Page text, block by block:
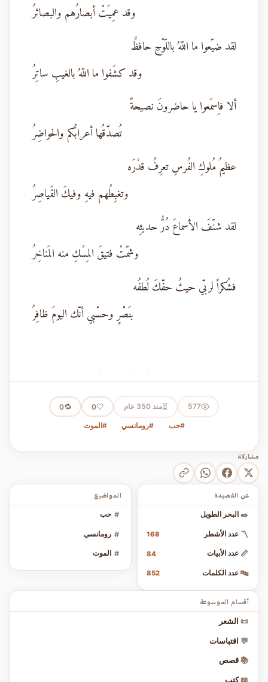
وقد عمِيَتْ أبصارُهم والبصائرُ
لقد ضيّعوا ما اللّهُ باللّوْحِ حافظٌ
وقد كشَفوا ما اللّهُ بالغيبِ ساتِرُ
ألا فاِسمَعوا يا حاضرونَ نصيحةً
تُصدّقُها أعرابُكم والحواضِرُ
عظيمُ مُلوكِ الفُرسِ تعرِفُ قدْرَه
وتغبِطُهم فيهِ وفيكَ القَياصِرُ
لقد شنّفَ الأسماعَ دُرُّ حديثِه
وشمّتْ فتيقَ المِسْكِ منه المَناخِرُ
فشُكراً لربّي حيثُ حفّكَ لُطفُه
بنَصْرٍ وحسْبي أنّك اليومَ ظافِرُ
· · · · ·
577
⏳منذ 350 عام 🤍
0
🔁
0
#حب #رومانسي #الموت
مشاركة
المواضيع
# حب
# رومانسي
# الموت
عن القصيدة
✒️ البحر الطويل
〽️ عدد الأشطر 168
📏 عدد الأبيات 84
🔤 عدد الكلمات 852
أقسام الموسوعة
📜 الشعر
💬 اقتباسات
📚 قصص
📖 كتب